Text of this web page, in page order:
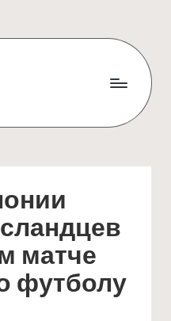
матче
футболу